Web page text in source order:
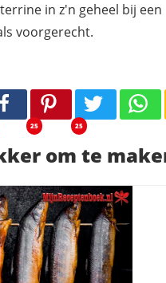
in z'n geheel bij
voorgerecht.
25 25
om te